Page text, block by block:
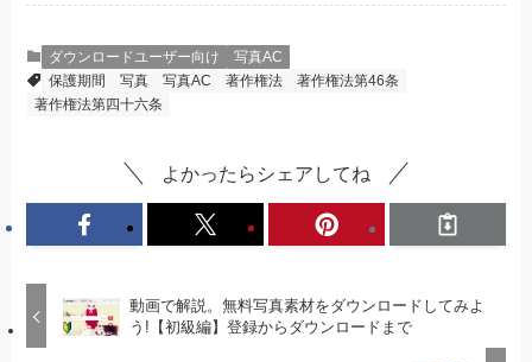
ダウンロードユーザー向け
写真AC
保護期間
写真 写真AC 著作権法
著作権法第46条
著作権法第四十六条
よかったらシェアしてね
動画で解説。無料写真素材をダウンロードしてみよ
う!【初級編】登録からダウンロードまで